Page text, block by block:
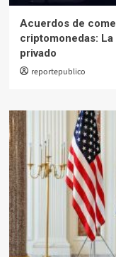
Acuerdos de
criptomonedas:
privado
reportepublico